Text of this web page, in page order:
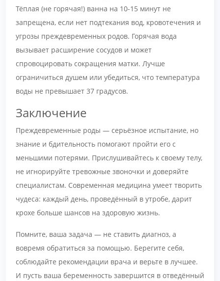
Тёплая (не горячая!) ванна на 10-15 минут не
запрещена, если нет подтекания вод, кровотечения и
угрозы преждевременных родов. Горячая вода
вызывает расширение сосудов и может
спровоцировать сокращения матки. Лучше
ограничиться душем или убедиться, что температура
воды не превышает 37 градусов.
Заключение
Преждевременные роды — серьёзное испытание, но
знание и бдительность помогают пройти его с
меньшими потерями. Прислушивайтесь к своему телу,
не игнорируйте тревожные звоночки и доверяйте
специалистам. Современная медицина умеет творить
чудеса: каждый день, проведённый в утробе, дарит
крохе больше шансов на здоровую жизнь.
Помните, ваша задача — не ставить диагноз, а
вовремя обратиться за помощью. Берегите себя,
соблюдайте рекомендации врача и верьте в лучшее.
И пусть ваша беременность завершится в отведённый